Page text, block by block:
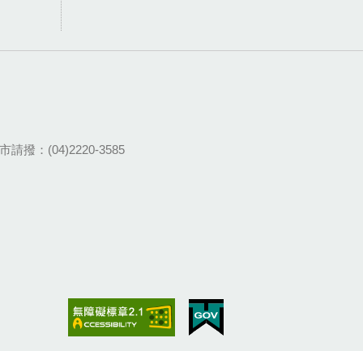
請撥：(04)2220-3585